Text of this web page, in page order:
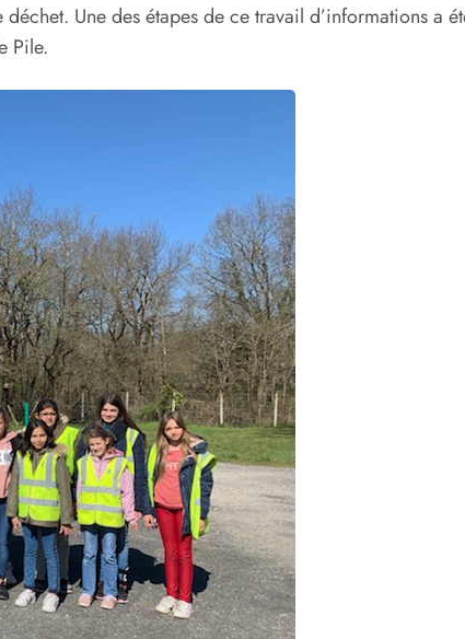
Une des étapes de ce travail d’informations a
Pile.